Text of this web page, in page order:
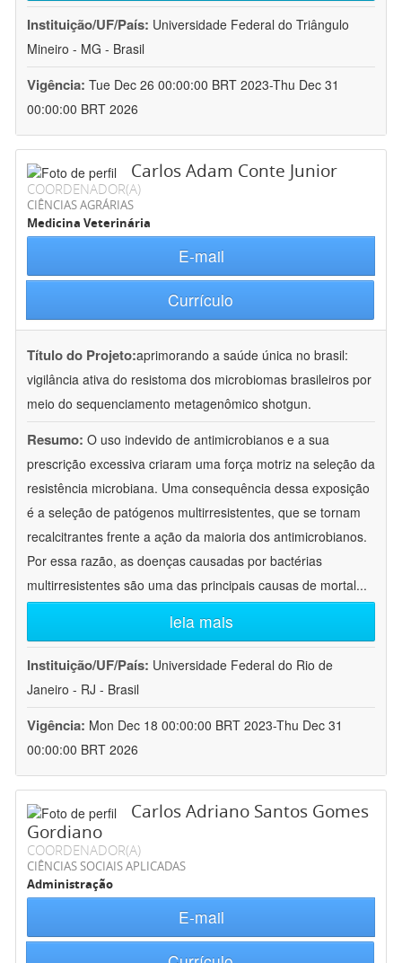
Instituição/UF/País: Universidade Federal do Triângulo
Mineiro - MG - Brasil
Vigência: Tue Dec 26 00:00:00 BRT 2023-Thu Dec 31
00:00:00 BRT 2026
Carlos Adam Conte Junior
COORDENADOR(A)
CIÊNCIAS AGRÁRIAS
Medicina Veterinária
E-mail
Currículo
Título do Projeto:aprimorando a saúde única no brasil:
vigilância ativa do resistoma dos microbiomas brasileiros por
meio do sequenciamento metagenômico shotgun.
Resumo: O uso indevido de antimicrobianos e a sua
prescrição excessiva criaram uma força motriz na seleção da
resistência microbiana. Uma consequência dessa exposição
é a seleção de patógenos multirresistentes, que se tornam
recalcitrantes frente a ação da maioria dos antimicrobianos.
Por essa razão, as doenças causadas por bactérias
multirresistentes são uma das principais causas de mortal...
leia mais
Instituição/UF/País: Universidade Federal do Rio de
Janeiro - RJ - Brasil
Vigência: Mon Dec 18 00:00:00 BRT 2023-Thu Dec 31
00:00:00 BRT 2026
Carlos Adriano Santos Gomes
Gordiano
COORDENADOR(A)
CIÊNCIAS SOCIAIS APLICADAS
Administração
E-mail